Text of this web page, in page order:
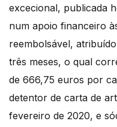
excecional, publicada
num apoio financeiro
reembolsável,
três meses, o qual
de 666,75 euros por
detentor de carta de
fevereiro de 2020, e